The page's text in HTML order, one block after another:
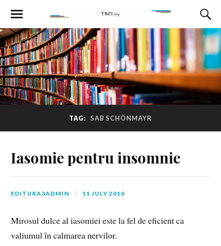
TAG: SAB SCHÖNMAYR
Iasomie pentru insomnie
EDITURA3ADMIN 11 JULY 2010
Mirosul dulce al iasomiei este la fel de eficient ca
valiumul în calmarea nervilor.